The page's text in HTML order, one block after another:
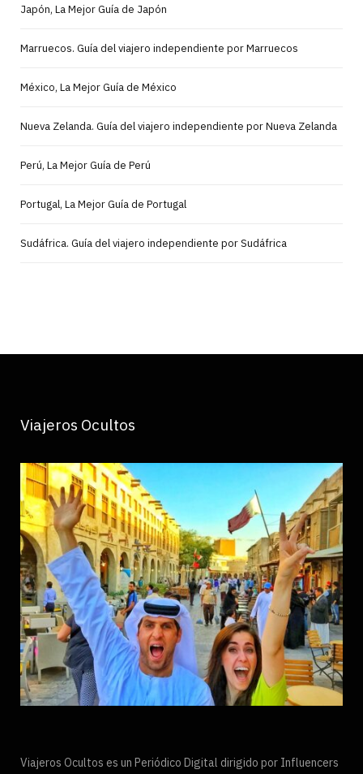
Japón, La Mejor Guía de Japón
Marruecos. Guía del viajero independiente por Marruecos
México, La Mejor Guía de México
Nueva Zelanda. Guía del viajero independiente por Nueva Zelanda
Perú, La Mejor Guía de Perú
Portugal, La Mejor Guía de Portugal
Sudáfrica. Guía del viajero independiente por Sudáfrica
Viajeros Ocultos
Viajeros Ocultos es un Periódico Digital dirigido por Influencers